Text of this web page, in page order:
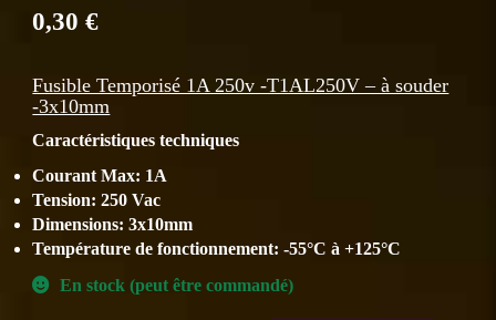
0,30€
Fusible Temporisé 1A 250v -T1AL250V – à souder
-3x10mm
Caractéristiques techniques
Courant Max: 1A
Tension: 250 Vac
Dimensions: 3x10mm
Température de fonctionnement: -55°C à +125°C
En stock (peut être commandé)